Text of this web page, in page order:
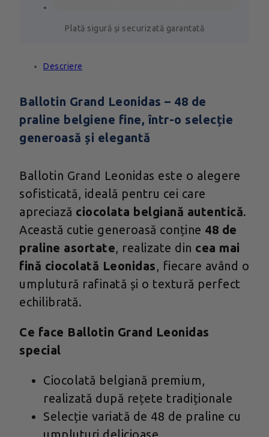
Plată sigură și securizată garantată
Descriere
Ballotin Grand Leonidas – 48 de
praline belgiene fine, într-o selecție
generoasă și elegantă
Ballotin Grand Leonidas este o alegere
sofisticată, ideală pentru cei care
apreciază ciocolata belgiană autentică.
Această cutie generoasă conține 48 de
praline asortate, realizate din cea mai
fină ciocolată Leonidas, fiecare având o
umplutură rafinată și o textură perfect
echilibrată.
Ce face Ballotin Grand Leonidas
special
Ciocolată belgiană premium,
realizată după rețete tradiționale
Selecție variată de 48 de praline cu